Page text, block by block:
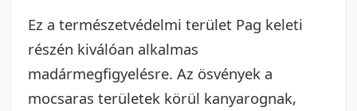
Ez a természetvédelmi terület Pag keleti
részén kiválóan alkalmas
madármegfigyelésre. Az ösvények a
mocsaras területek körül kanyarognak,